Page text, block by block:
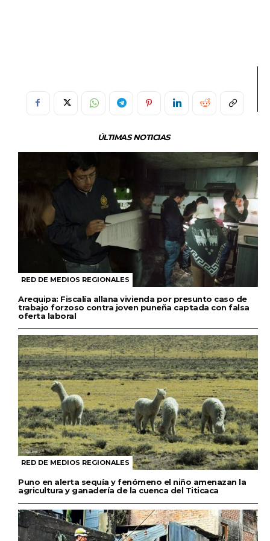
ÚLTIMAS NOTICIAS
RED DE MEDIOS REGIONALES
Arequipa: Fiscalía allana vivienda por presunto caso de
trabajo forzoso contra joven puneña captada con falsa
oferta laboral
RED DE MEDIOS REGIONALES
Puno en alerta sequía y fenómeno el niño amenazan la
agricultura y ganadería de la cuenca del Titicaca